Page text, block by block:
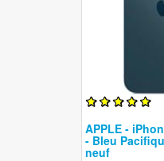
APPLE -
- Bleu
neuf